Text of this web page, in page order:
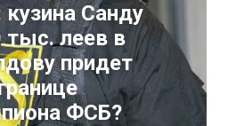
Санду
тыс. леев в
придет
ФСБ?